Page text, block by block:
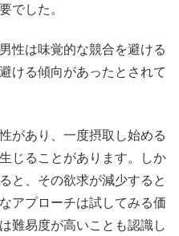
でした。
性は味覚的な競合を避ける
ける傾向があったとされて
があり、一度摂取し始める
じることがあります。しか
と、その欲求が減少すると
アプローチは試してみる価
難易度が高いことも認識し